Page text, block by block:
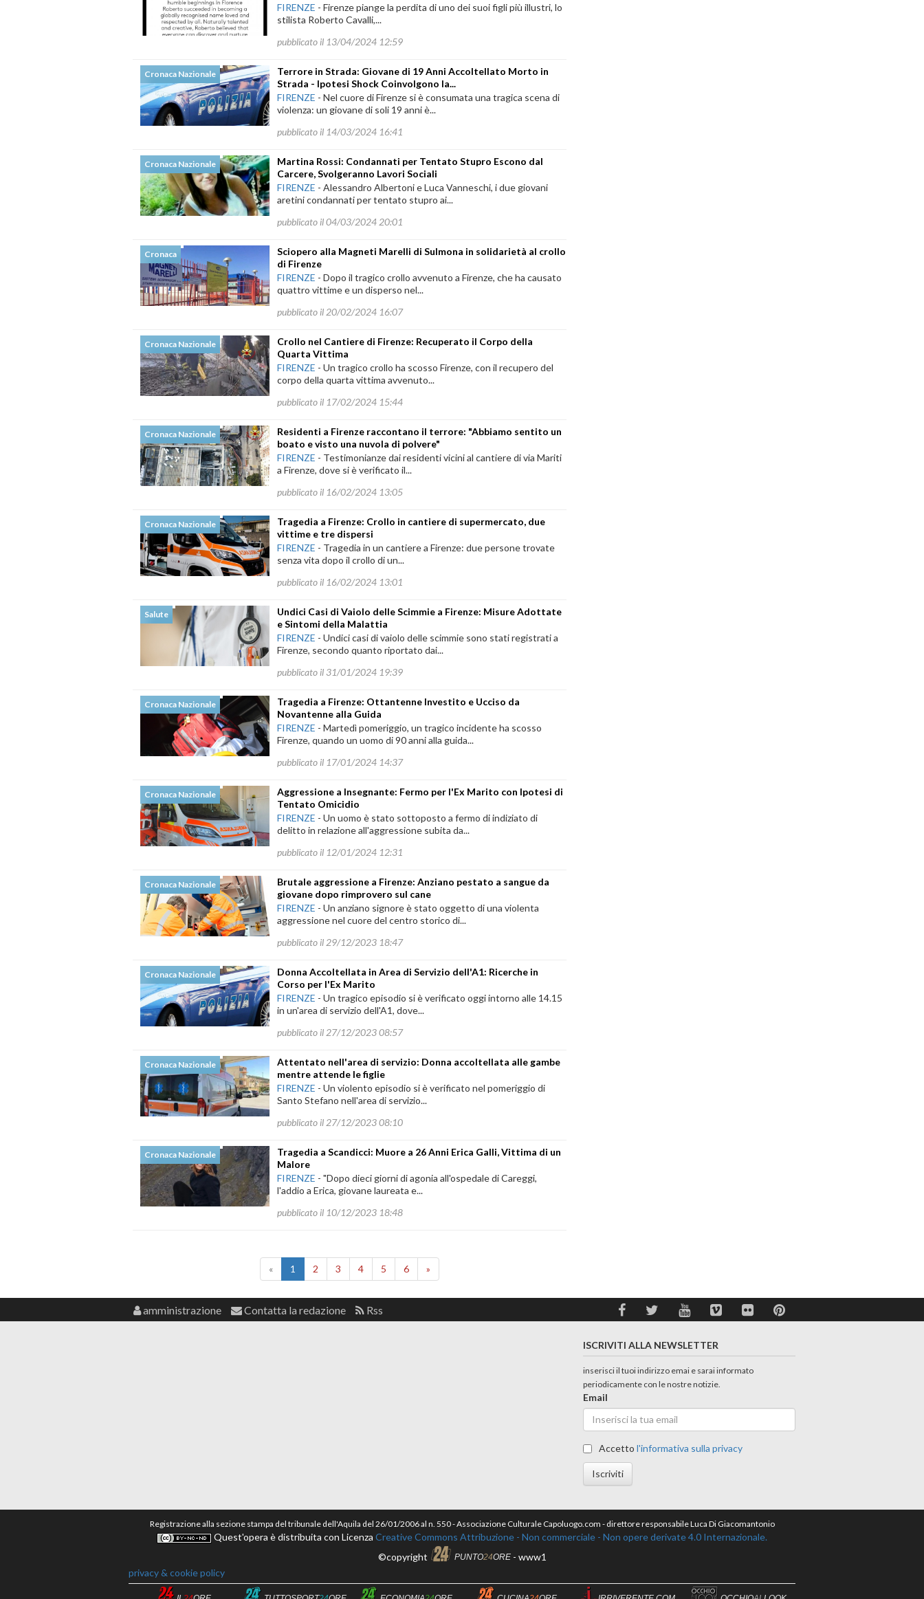
FIRENZE - Firenze piange la perdita di uno dei suoi figli più illustri, lo
stilista Roberto Cavalli,...
pubblicato il 13/04/2024 12:59
Cronaca Nazionale
Terrore in Strada: Giovane di 19 Anni Accoltellato Morto in
Strada - Ipotesi Shock Coinvolgono la...
FIRENZE - Nel cuore di Firenze si è consumata una tragica scena di
violenza: un giovane di soli 19 anni è...
pubblicato il 14/03/2024 16:41
Cronaca Nazionale
Martina Rossi: Condannati per Tentato Stupro Escono dal
Carcere, Svolgeranno Lavori Sociali
FIRENZE - Alessandro Albertoni e Luca Vanneschi, i due giovani
aretini condannati per tentato stupro ai...
pubblicato il 04/03/2024 20:01
Cronaca
Sciopero alla Magneti Marelli di Sulmona in solidarietà al crollo
di Firenze
FIRENZE - Dopo il tragico crollo avvenuto a Firenze, che ha causato
quattro vittime e un disperso nel...
pubblicato il 20/02/2024 16:07
Cronaca Nazionale
Crollo nel Cantiere di Firenze: Recuperato il Corpo della
Quarta Vittima
FIRENZE - Un tragico crollo ha scosso Firenze, con il recupero del
corpo della quarta vittima avvenuto...
pubblicato il 17/02/2024 15:44
Cronaca Nazionale
Residenti a Firenze raccontano il terrore: "Abbiamo sentito un
boato e visto una nuvola di polvere"
FIRENZE - Testimonianze dai residenti vicini al cantiere di via Mariti
a Firenze, dove si è verificato il...
pubblicato il 16/02/2024 13:05
Cronaca Nazionale
Tragedia a Firenze: Crollo in cantiere di supermercato, due
vittime e tre dispersi
FIRENZE - Tragedia in un cantiere a Firenze: due persone trovate
senza vita dopo il crollo di un...
pubblicato il 16/02/2024 13:01
Salute
Undici Casi di Vaiolo delle Scimmie a Firenze: Misure Adottate
e Sintomi della Malattia
FIRENZE - Undici casi di vaiolo delle scimmie sono stati registrati a
Firenze, secondo quanto riportato dai...
pubblicato il 31/01/2024 19:39
Cronaca Nazionale
Tragedia a Firenze: Ottantenne Investito e Ucciso da
Novantenne alla Guida
FIRENZE - Martedì pomeriggio, un tragico incidente ha scosso
Firenze, quando un uomo di 90 anni alla guida...
pubblicato il 17/01/2024 14:37
Cronaca Nazionale
Aggressione a Insegnante: Fermo per l'Ex Marito con Ipotesi di
Tentato Omicidio
FIRENZE - Un uomo è stato sottoposto a fermo di indiziato di
delitto in relazione all'aggressione subita da...
pubblicato il 12/01/2024 12:31
Cronaca Nazionale
Brutale aggressione a Firenze: Anziano pestato a sangue da
giovane dopo rimprovero sul cane
FIRENZE - Un anziano signore è stato oggetto di una violenta
aggressione nel cuore del centro storico di...
pubblicato il 29/12/2023 18:47
Cronaca Nazionale
Donna Accoltellata in Area di Servizio dell'A1: Ricerche in
Corso per l'Ex Marito
FIRENZE - Un tragico episodio si è verificato oggi intorno alle 14.15
in un'area di servizio dell'A1, dove...
pubblicato il 27/12/2023 08:57
Cronaca Nazionale
Attentato nell'area di servizio: Donna accoltellata alle gambe
mentre attende le figlie
FIRENZE - Un violento episodio si è verificato nel pomeriggio di
Santo Stefano nell'area di servizio...
pubblicato il 27/12/2023 08:10
Cronaca Nazionale
Tragedia a Scandicci: Muore a 26 Anni Erica Galli, Vittima di un
Malore
FIRENZE - "Dopo dieci giorni di agonia all'ospedale di Careggi,
l'addio a Erica, giovane laureata e...
pubblicato il 10/12/2023 18:48
« 1 2 3 4 5 6 »
amministrazione Contatta la redazione Rss
ISCRIVITI ALLA NEWSLETTER
inserisci il tuoi indirizzo emai e sarai informato
periodicamente con le nostre notizie.
Email
Accettol'informativa sulla privacy
Iscriviti
Registrazione alla sezione stampa del tribunale dell'Aquila del 26/01/2006 al n. 550 - Associazione Culturale Capoluogo.com - direttore responsabile Luca Di Giacomantonio
Quest'opera è distribuita con Licenza Creative Commons Attribuzione - Non commerciale - Non opere derivate 4.0 Internazionale.
©copyright
PUNTO24ORE- www1
privacy & cookie policy